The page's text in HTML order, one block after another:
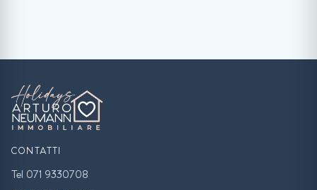
CONTATTI
Tel 071 9330708